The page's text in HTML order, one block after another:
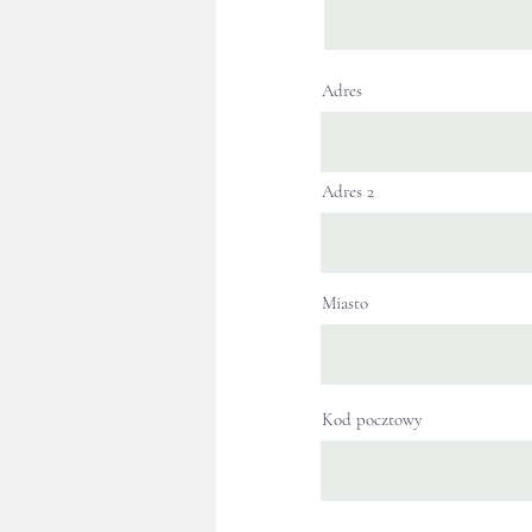
Adres
Adres 2
Miasto
Kod pocztowy